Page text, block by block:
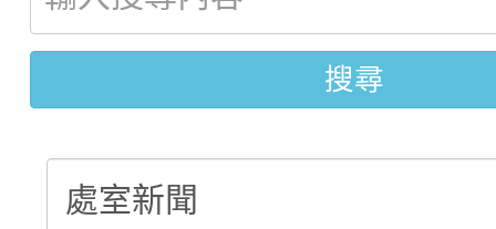
表
敬師藝文競賽』實施計
【甄選結果(第11招)】
學年度第1學期第7次
【甄選結果(第3招)】
結果(第3招)
搜尋